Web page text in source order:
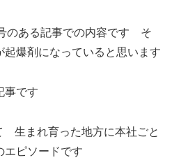
のある記事での内容です そ
爆剤になっていると思います
事です
生まれ育った地方に本社ごと
エピソードです